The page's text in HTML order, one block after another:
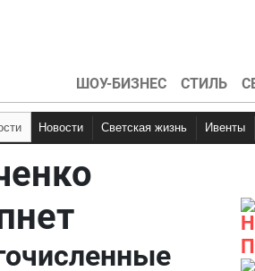
ШОУ-БИЗНЕС СТИЛЬ
Новости Светская жизнь Ивенты